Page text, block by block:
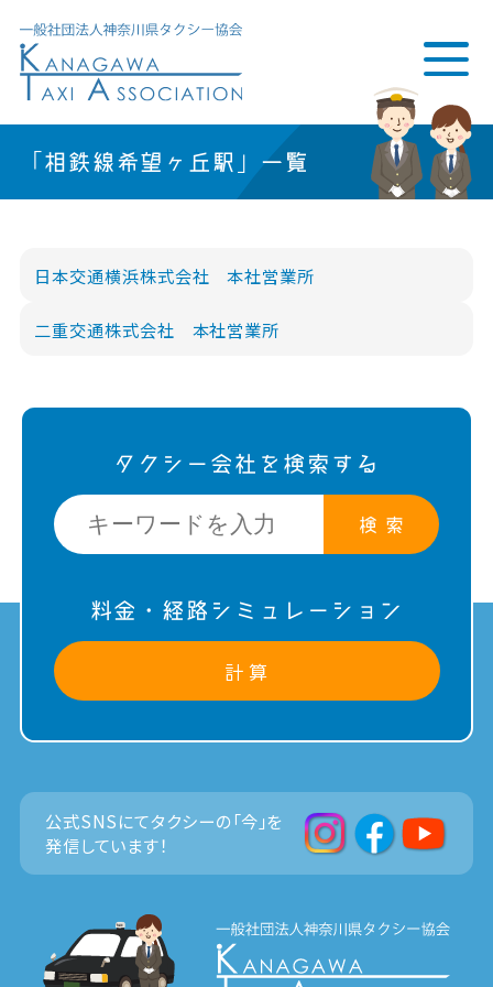
「相鉄線希望ヶ丘駅」一覧
日本交通横浜株式会社 本社営業所
二重交通株式会社 本社営業所
タクシー会社を検索する
検 索
料金・経路シミュレーション
計 算
公式SNSにてタクシーの「今」を
発信しています！